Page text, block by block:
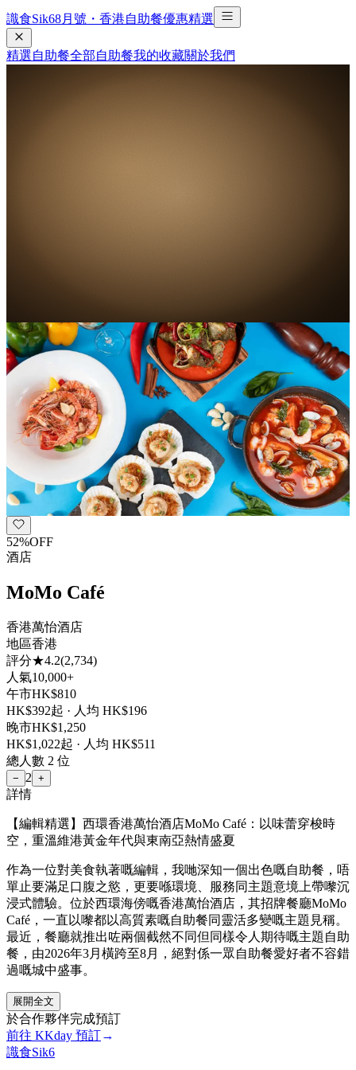
識食Sik68月號・香港自助餐優惠精選
精選自助餐全部自助餐我的收藏關於我們
52%OFF
酒店
MoMo Café
香港萬怡酒店
地區香港
評分★4.2(2,734)
人氣10,000+
午市HK$810
HK$392起 · 人均 HK$196
晚市HK$1,250
HK$1,022起 · 人均 HK$511
總人數 2 位
− 2 +
詳情
【編輯精選】西環香港萬怡酒店MoMo Café：以味蕾穿梭時
空，重溫維港黃金年代與東南亞熱情盛夏
作為一位對美食執著嘅編輯，我哋深知一個出色嘅自助餐，唔
單止要滿足口腹之慾，更要喺環境、服務同主題意境上帶嚟沉
浸式體驗。位於西環海傍嘅香港萬怡酒店，其招牌餐廳MoMo
Café，一直以嚟都以高質素嘅自助餐同靈活多變嘅主題見稱。
最近，餐廳就推出咗兩個截然不同但同樣令人期待嘅主題自助
餐，由2026年3月橫跨至8月，絕對係一眾自助餐愛好者不容錯
過嘅城中盛事。
展開全文
於合作夥伴完成預訂
前往 KKday 預訂→
識食Sik6